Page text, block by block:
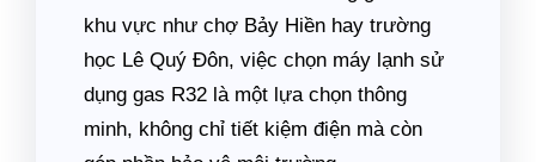
khu vực như chợ Bảy Hiền hay trường
học Lê Quý Đôn, việc chọn máy lạnh sử
dụng gas R32 là một lựa chọn thông
minh, không chỉ tiết kiệm điện mà còn